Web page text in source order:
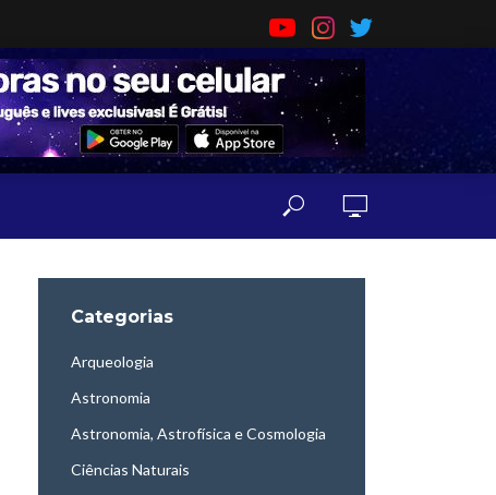
Categorias
Arqueologia
Astronomia
Astronomia, Astrofísica e Cosmologia
Ciências Naturais